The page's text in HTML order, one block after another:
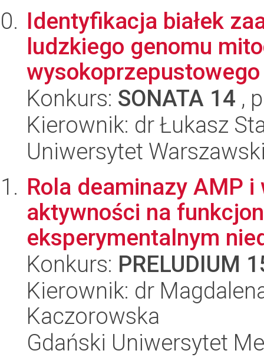
Identyfikacja białek
ludzkiego genomu
Konkurs: SONATA 14 ,
Kierownik: dr Łukasz
Uniwersytet
Rola deaminazy AMP
aktywności na
eksperymentalnym
Konkurs: PRELUDIUM
Kierownik: dr
Kaczorowska
Gdański Uniwersytet